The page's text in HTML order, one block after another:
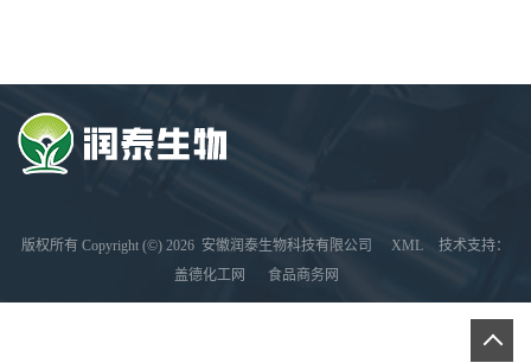
版权所有 Copyright (©) 2026 安徽润泰生物科技有限公司 XML
技术支持：
盖德化工网
食品商务网